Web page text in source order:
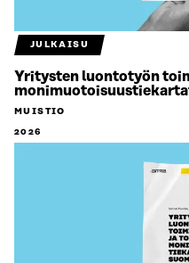
JULKAISU
Yritysten luontotyön
MUISTIO
2026